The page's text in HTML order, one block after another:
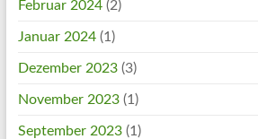
Februar 2024(2)
Januar 2024(1)
Dezember 2023(3)
November 2023(1)
September 2023(1)